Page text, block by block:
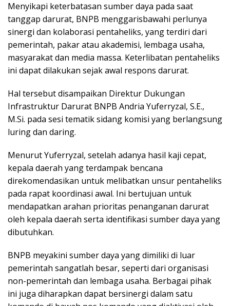
Menyikapi keterbatasan sumber daya pada saat
tanggap darurat, BNPB menggarisbawahi perlunya
sinergi dan kolaborasi pentaheliks, yang terdiri dari
pemerintah, pakar atau akademisi, lembaga usaha,
masyarakat dan media massa. Keterlibatan pentaheliks
ini dapat dilakukan sejak awal respons darurat.
Hal tersebut disampaikan Direktur Dukungan
Infrastruktur Darurat BNPB Andria Yuferryzal, S.E.,
M.Si. pada sesi tematik sidang komisi yang berlangsung
luring dan daring.
Menurut Yuferryzal, setelah adanya hasil kaji cepat,
kepala daerah yang terdampak bencana
direkomendasikan untuk melibatkan unsur pentaheliks
pada rapat koordinasi awal. Ini bertujuan untuk
mendapatkan arahan prioritas penanganan darurat
oleh kepala daerah serta identifikasi sumber daya yang
dibutuhkan.
BNPB meyakini sumber daya yang dimiliki di luar
pemerintah sangatlah besar, seperti dari organisasi
non-pemerintah dan lembaga usaha. Berbagai pihak
ini juga diharapkan dapat bersinergi dalam satu